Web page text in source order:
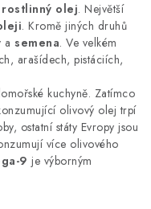
olej. Největší
. Kromě jiných druhů
a semena. Ve velkém
arašídech, pistáciích,
kuchyně. Zatímco
olivový olej trpí
ostatní státy Evropy jsou
více olivového
9 je výborným